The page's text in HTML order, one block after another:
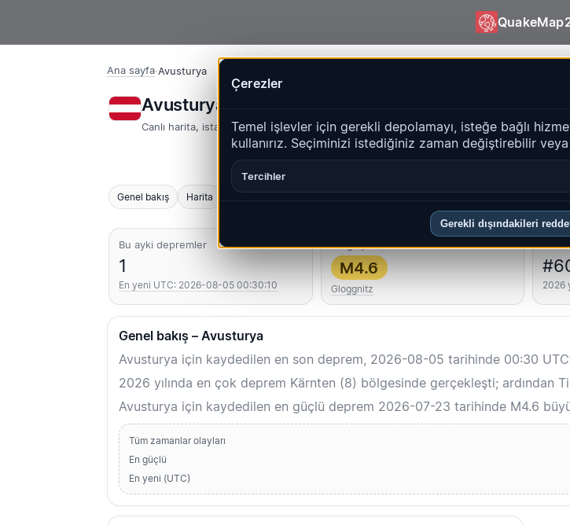
Çerezler
Temel işlevler için gerekli depolamayı, isteğe bağlı
kullanırız. Seçiminizi istediğiniz zaman değiştirebilir
Tercihler
Gerekli dışındakileri
Ana sayfa·Avusturya
Avusturya – Depremler | QuakeMap24
Canlı harita, istatistikler ve son olaylar
Genel bakış Harita
Bu ayki depremler
1
En yeni UTC: 2026-08-05 00:30:10
En güçlü
M4.6
Gloggnitz
Ülke
2026
Genel bakış – Avusturya
Avusturya için kaydedilen en son deprem, 2026-08-05 tarihinde 00:30
2026 yılında en çok deprem Kärnten (8) bölgesinde gerçekleşti; ardından
Avusturya için kaydedilen en güçlü deprem 2026-07-23 tarihinde M4.6
Tüm zamanlar olayları
En güçlü
En yeni (UTC)